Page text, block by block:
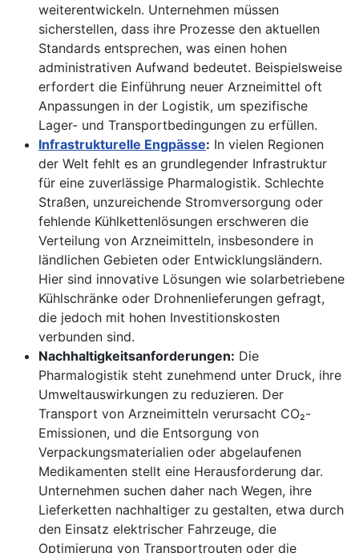
weiterentwickeln. Unternehmen müssen
sicherstellen, dass ihre Prozesse den aktuellen
Standards entsprechen, was einen hohen
administrativen Aufwand bedeutet. Beispielsweise
erfordert die Einführung neuer Arzneimittel oft
Anpassungen in der Logistik, um spezifische
Lager- und Transportbedingungen zu erfüllen.
Infrastrukturelle Engpässe: In vielen Regionen
der Welt fehlt es an grundlegender Infrastruktur
für eine zuverlässige Pharmalogistik. Schlechte
Straßen, unzureichende Stromversorgung oder
fehlende Kühlkettenlösungen erschweren die
Verteilung von Arzneimitteln, insbesondere in
ländlichen Gebieten oder Entwicklungsländern.
Hier sind innovative Lösungen wie solarbetriebene
Kühlschränke oder Drohnenlieferungen gefragt,
die jedoch mit hohen Investitionskosten
verbunden sind.
Nachhaltigkeitsanforderungen: Die
Pharmalogistik steht zunehmend unter Druck, ihre
Umweltauswirkungen zu reduzieren. Der
Transport von Arzneimitteln verursacht CO₂-
Emissionen, und die Entsorgung von
Verpackungsmaterialien oder abgelaufenen
Medikamenten stellt eine Herausforderung dar.
Unternehmen suchen daher nach Wegen, ihre
Lieferketten nachhaltiger zu gestalten, etwa durch
den Einsatz elektrischer Fahrzeuge, die
Optimierung von Transportrouten oder die